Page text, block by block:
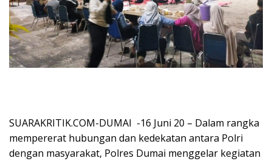
SUARAKRITIK.COM-DUMAI -16 Juni 20 – Dalam rangka
mempererat hubungan dan kedekatan antara Polri
dengan masyarakat, Polres Dumai menggelar kegiatan